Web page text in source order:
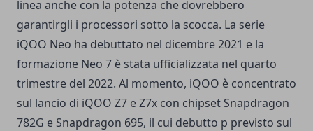
linea anche con la potenza che dovrebbero
garantirgli i processori sotto la scocca. La serie
iQOO Neo ha debuttato nel dicembre 2021 e la
formazione Neo 7 è stata ufficializzata nel quarto
trimestre del 2022. Al momento, iQOO è concentrato
sul lancio di iQOO Z7 e Z7x con chipset Snapdragon
782G e Snapdragon 695, il cui debutto p previsto sul